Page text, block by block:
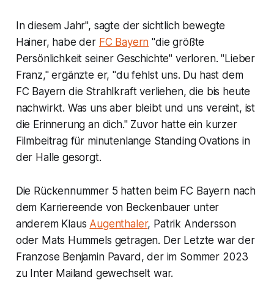
In diesem Jahr", sagte der sichtlich bewegte
Hainer, habe der FC Bayern "die größte
Persönlichkeit seiner Geschichte" verloren. "Lieber
Franz," ergänzte er, "du fehlst uns. Du hast dem
FC Bayern die Strahlkraft verliehen, die bis heute
nachwirkt. Was uns aber bleibt und uns vereint, ist
die Erinnerung an dich." Zuvor hatte ein kurzer
Filmbeitrag für minutenlange Standing Ovations in
der Halle gesorgt.
Die Rückennummer 5 hatten beim FC Bayern nach
dem Karriereende von Beckenbauer unter
anderem Klaus Augenthaler, Patrik Andersson
oder Mats Hummels getragen. Der Letzte war der
Franzose Benjamin Pavard, der im Sommer 2023
zu Inter Mailand gewechselt war.